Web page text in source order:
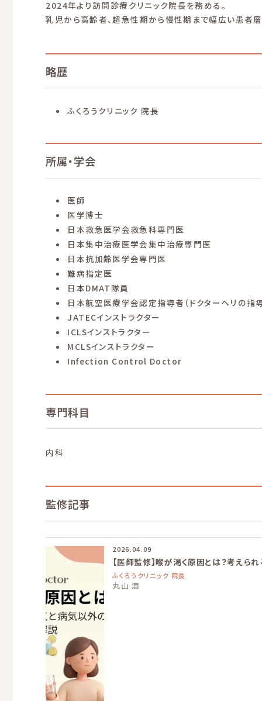
2024年より訪問診療クリニック院長を務める。
乳児から高齢者、超急性期から慢性期まで幅広い患者
略歴
ふくろうクリニック 院長
所属・学会
医師
医学博士
日本救急医学会救急科専門医
日本集中治療医学会集中治療専門医
日本抗加齢医学会専門医
難病指定医
日本DMAT隊員
日本航空医療学会認定指導者（ドクターヘリの指
JATECインストラクター
ICLSインストラクター
MCLSインストラクター
Infection Control Doctor
専門科目
内科
監修記事
2026.04.09
【医師監修】喉が渇く原因とは？考え
ふくろうクリニック 院長
丸山 潤